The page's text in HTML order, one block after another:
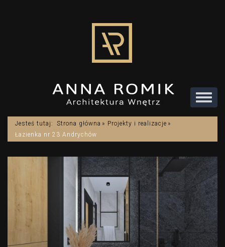
menu
Jesteś tutaj: Strona główna
Projekty i realizacje
Łazienka nr 23 Andrychów